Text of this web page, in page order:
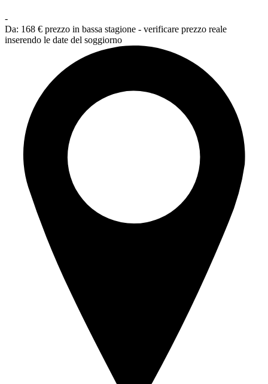
-
Da: 168 € prezzo in bassa stagione - verificare prezzo reale
inserendo le date del soggiorno